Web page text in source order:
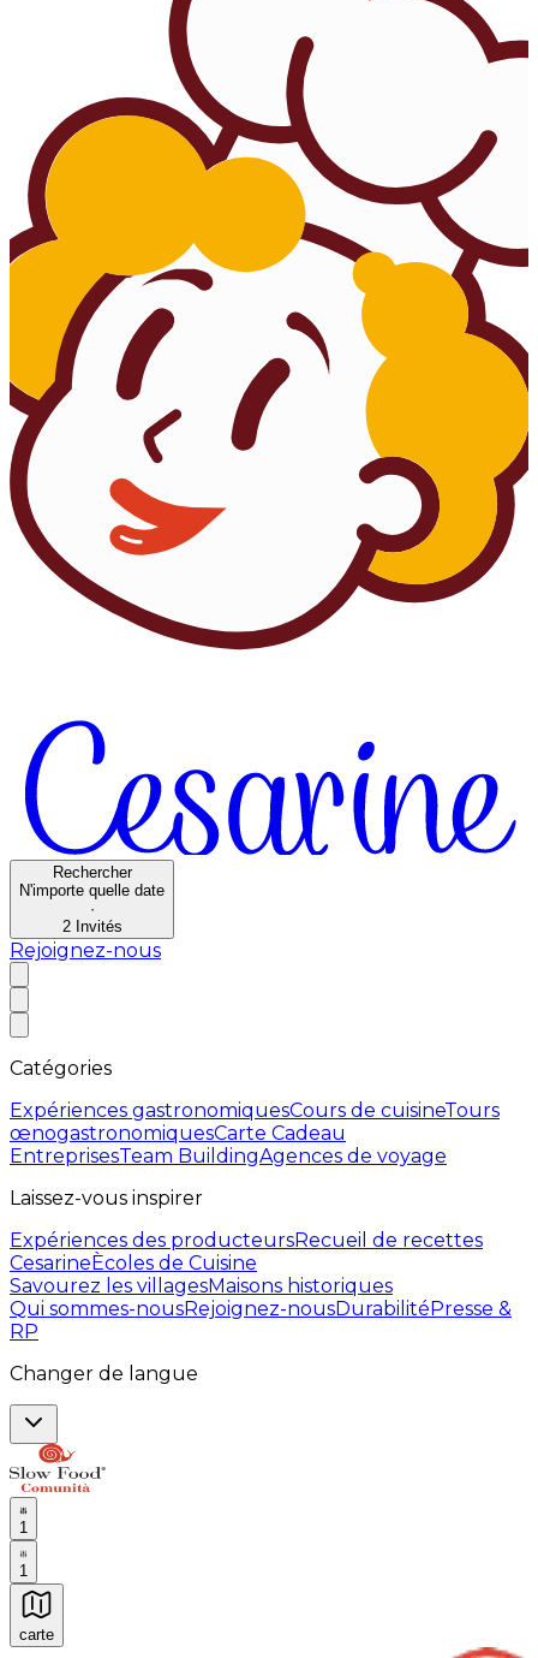
Rechercher
N'importe quelle date
·
2 Invités
Rejoignez-nous
Catégories
Expériences gastronomiquesCours de cuisineTours
œnogastronomiquesCarte Cadeau
EntreprisesTeam BuildingAgences de voyage
Laissez-vous inspirer
Expériences des producteursRecueil de recettes
CesarineÈcoles de Cuisine
Savourez les villagesMaisons historiques
Qui sommes-nousRejoignez-nousDurabilitéPresse &
RP
Changer de langue
1
1
carte